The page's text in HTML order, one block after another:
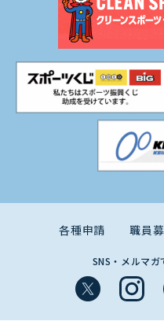
各種申請 職員
SNS・メルマ